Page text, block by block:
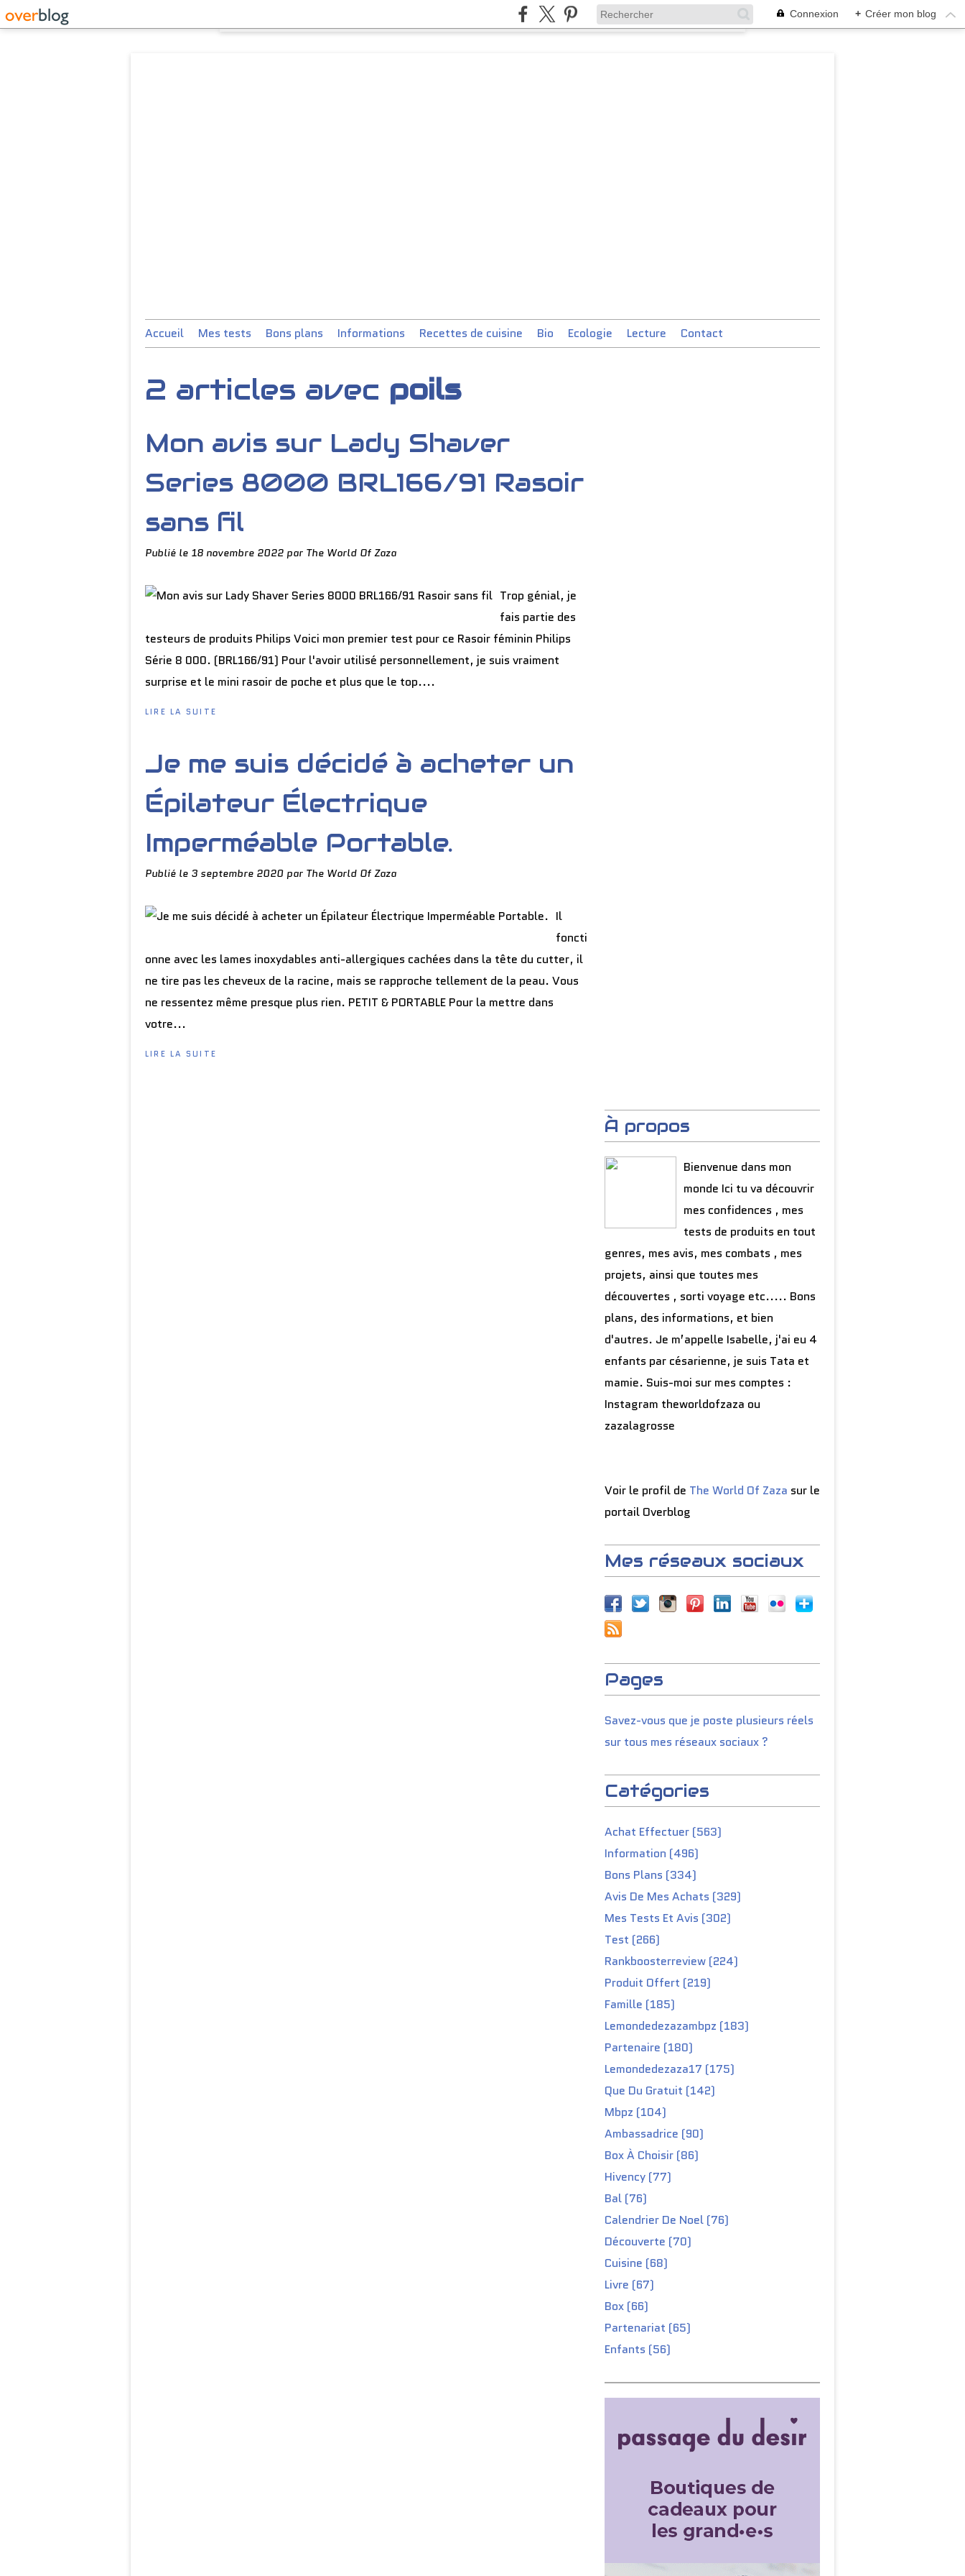
Connexion + Créer mon blog
Accueil Mes tests Bons plans Informations Recettes de cuisine Bio Ecologie Lecture Contact
2 articles avec poils
Mon avis sur Lady Shaver
Series 8000 BRL166/91 Rasoir
sans fil
Publié le 18 novembre 2022 par The World Of Zaza
Trop génial, je
fais partie des
testeurs de produits Philips Voici mon premier test pour ce Rasoir féminin Philips
Série 8 000. (BRL166/91) Pour l'avoir utilisé personnellement, je suis vraiment
surprise et le mini rasoir de poche et plus que le top....
LIRE LA SUITE
Je me suis décidé à acheter un
Épilateur Électrique
Imperméable Portable.
Publié le 3 septembre 2020 par The World Of Zaza
Il
foncti
onne avec les lames inoxydables anti-allergiques cachées dans la tête du cutter, il
ne tire pas les cheveux de la racine, mais se rapproche tellement de la peau. Vous
ne ressentez même presque plus rien. PETIT & PORTABLE Pour la mettre dans
votre...
LIRE LA SUITE
À propos
Bienvenue dans mon
monde Ici tu va découvrir
mes confidences , mes
tests de produits en tout
genres, mes avis, mes combats , mes
projets, ainsi que toutes mes
découvertes , sorti voyage etc..... Bons
plans, des informations, et bien
d'autres. Je m’appelle Isabelle, j'ai eu 4
enfants par césarienne, je suis Tata et
mamie. Suis-moi sur mes comptes :
Instagram theworldofzaza ou
zazalagrosse
Voir le profil de The World Of Zaza sur le
portail Overblog
Mes réseaux sociaux
Pages
Savez-vous que je poste plusieurs réels
sur tous mes réseaux sociaux ?
Catégories
Achat Effectuer (563)
Information (496)
Bons Plans (334)
Avis De Mes Achats (329)
Mes Tests Et Avis (302)
Test (266)
Rankboosterreview (224)
Produit Offert (219)
Famille (185)
Lemondedezazambpz (183)
Partenaire (180)
Lemondedezaza17 (175)
Que Du Gratuit (142)
Mbpz (104)
Ambassadrice (90)
Box À Choisir (86)
Hivency (77)
Bal (76)
Calendrier De Noel (76)
Découverte (70)
Cuisine (68)
Livre (67)
Box (66)
Partenariat (65)
Enfants (56)